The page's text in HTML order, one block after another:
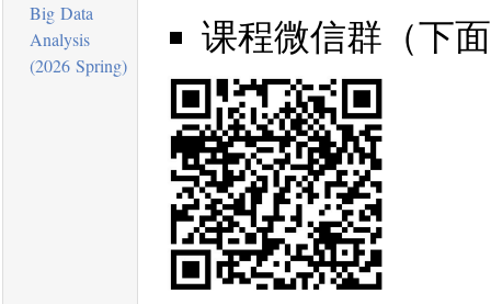
Big Data
Analysis
(2026 Spring)
课程微信群（下